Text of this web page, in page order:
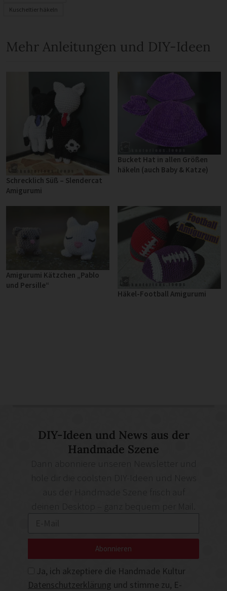
Kuscheltier häkeln
Mehr Anleitungen und DIY-Ideen
Schrecklich Süß – Slendercat
Amigurumi
Bucket Hat in allen Größen
häkeln (auch Baby & Katze)
Amigurumi Kätzchen „Pablo
und Persille“
Häkel-Football Amigurumi
DIY-Ideen und News aus der
Handmade Szene
deinen Desktop – ganz bequem per Mail.
Ja, ich akzeptiere die Handmade Kultur
Datenschutzerklärung und stimme zu, E-
Abonnieren